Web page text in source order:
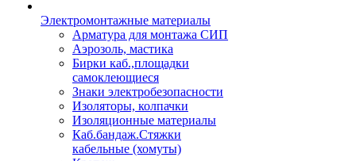
Электромонтажные материалы
Арматура для монтажа СИП
Аэрозоль, мастика
Бирки каб.,площадки
самоклеющиеся
Знаки электробезопасности
Изоляторы, колпачки
Изоляционные материалы
Каб.бандаж.Стяжки
кабельные (хомуты)